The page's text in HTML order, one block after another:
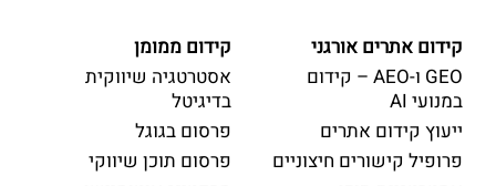
קידום אתרים אורגני
GEO ו-AEO – קידום
במנועי AI
ייעוץ קידום אתרים
פרופיל קישורים חיצוניים
קידום ממומן
אסטרטגיה שיווקית
בדיגיטל
פרסום בגוגל
פרסום תוכן שיווקי